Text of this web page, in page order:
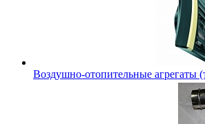
Воздушно-отопительные агрегаты